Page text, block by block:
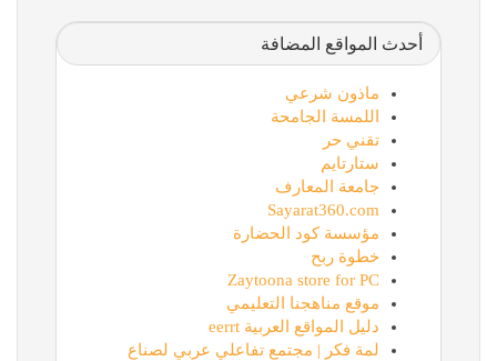
أحدث المواقع المضافة
ماذون شرعي
اللمسة الجامحة
تقني حر
ستارتايم
جامعة المعارف
Sayarat360.com
مؤسسة كود الحضارة
خطوة ربح
Zaytoona store for PC
موقع مناهجنا التعليمي
دليل المواقع العربية eerrt
لمة فكر | مجتمع تفاعلي عربي لصناع